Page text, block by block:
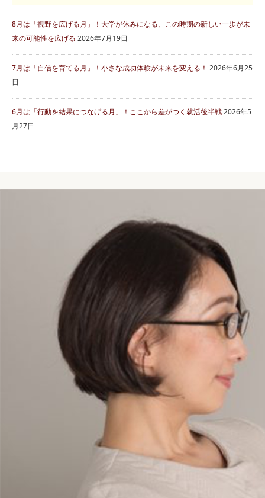
8月は「視野を広げる月」！大学が休みになる、この時期の新しい一歩が未
来の可能性を広げる 2026年7月19日
7月は「自信を育てる月」！小さな成功体験が未来を変える！ 2026年6月25
日
6月は「行動を結果につなげる月」！ここから差がつく就活後半戦2026年5
月27日